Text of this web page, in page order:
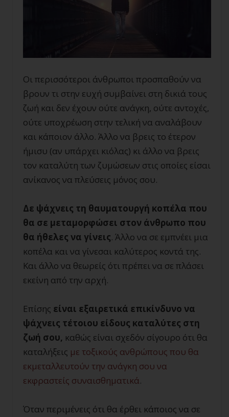
Οι περισσότεροι άνθρωποι προσπαθούν να
βρουν τι στην ευχή συμβαίνει στη δικιά τους
ζωή και δεν έχουν ούτε ανάγκη, ούτε αντοχές,
ούτε υποχρέωση στην τελική να αναλάβουν
και κάποιον άλλο. Άλλο να βρεις το έτερον
ήμισυ (αν υπάρχει κιόλας) κι άλλο να βρεις
τον καταλύτη των ζυμώσεων στις οποίες είσαι
ανίκανος να πλεύσεις μόνος σου.
Δε ψάχνεις τη θαυματουργή κοπέλα που
θα σε μεταμορφώσει στον άνθρωπο που
θα ήθελες να γίνεις. Άλλο να σε εμπνέει μια
κοπέλα και να γίνεσαι καλύτερος κοντά της.
Και άλλο να θεωρείς ότι πρέπει να σε πλάσει
εκείνη από την αρχή.
Επίσης είναι εξαιρετικά επικίνδυνο να
ψάχνεις τέτοιου είδους καταλύτες στη
ζωή σου, καθώς είναι σχεδόν σίγουρο ότι θα
καταλήξεις με τοξικούς ανθρώπους που θα
εκμεταλλευτούν την ανάγκη σου να
εκφραστείς συναισθηματικά.
Όταν περιμένεις ότι θα έρθει κάποιος να σε